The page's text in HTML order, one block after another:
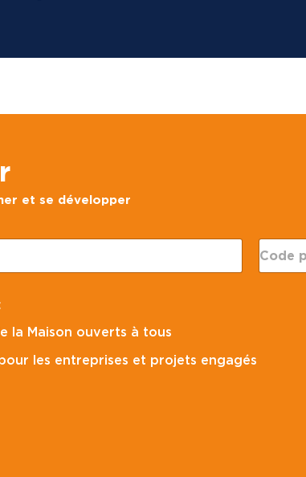
et se développer
C
o
d
la Maison ouverts à tous
les entreprises et projets engagés